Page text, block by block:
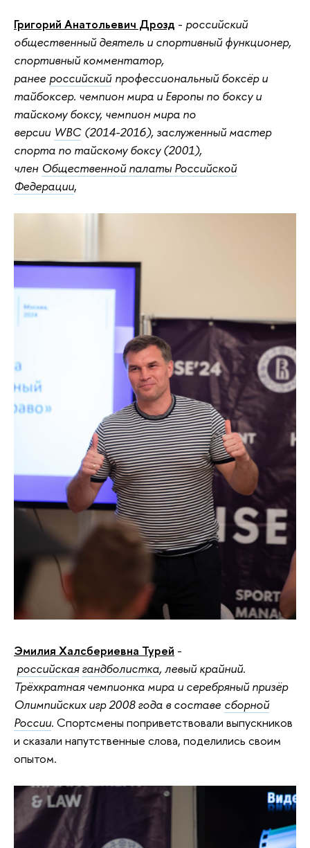
Григорий Анатольевич Дрозд - российский
общественный деятель и спортивный функционер,
спортивный комментатор,
ранее российский профессиональный боксёр и
тайбоксер. чемпион мира и Европы по боксу и
тайскому боксу, чемпион мира по
версии WBC(2014-2016), заслуженный мастер
спорта по тайскому боксу (2001),
член Общественной палаты Российской
Федерации,
Эмилия Халсбериевна Турей -
российская гандболистка, левый крайний.
Трёхкратная чемпионка мира и серебряный призёр
Олимпийских игр 2008 года в составе сборной
России. Спортсмены поприветствовали выпускников
и сказали напутственные слова, поделились своим
опытом.